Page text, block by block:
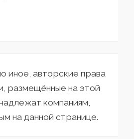
иное, авторские права
размещённые на этой
компаниям,
на данной странице.